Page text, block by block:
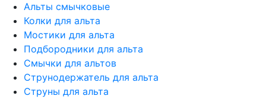
Альты смычковые
Колки для альта
Мостики для альта
Подбородники для альта
Смычки для альтов
Струнодержатель для альта
Струны для альта